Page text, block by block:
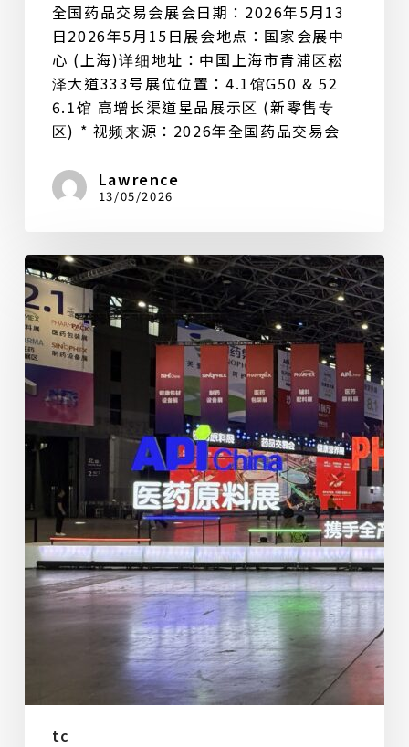
全国药品交易会展会日期：2026年5月13
日2026年5月15日展会地点：国家会展中
心 (上海)详细地址：中国上海市青浦区崧
泽大道333号展位位置：4.1馆G50 & 52
6.1馆 高增长渠道星品展示区 (新零售专
区) * 视频来源：2026年全国药品交易会
Lawrence
13/05/2026
2026
年
第
九
十
二
中
國
海)
全
國
藥
品
tc